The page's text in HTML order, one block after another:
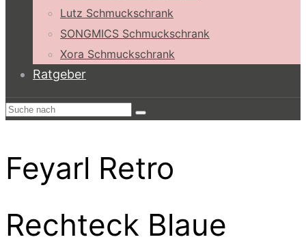
Lutz Schmuckschrank
SONGMICS Schmuckschrank
Xora Schmuckschrank
Ratgeber
Feyarl Retro
Rechteck Blaue